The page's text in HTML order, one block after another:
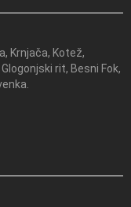
Krnjača, Kotež,
rit, Besni Fok,